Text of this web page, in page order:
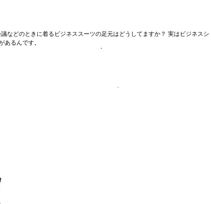
などのときに着るビジネススーツの足元はどうしてますか？ 実はビジネスシ
あるんです。